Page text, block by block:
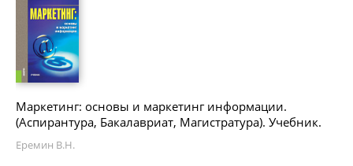
Маркетинг: основы и маркетинг информации.
(Аспирантура, Бакалавриат, Магистратура). Учебник.
Еремин В.Н.